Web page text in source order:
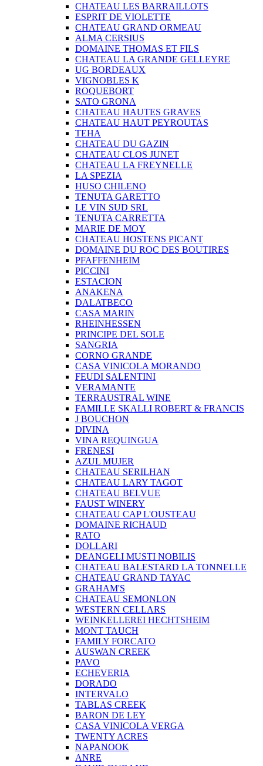
CHATEAU LES BARRAILLOTS
ESPRIT DE VIOLETTE
CHATEAU GRAND ORMEAU
ALMA CERSIUS
DOMAINE THOMAS ET FILS
CHATEAU LA GRANDE GELLEYRE
UG BORDEAUX
VIGNOBLES K
ROQUEBORT
SATO GRONA
CHATEAU HAUTES GRAVES
CHATEAU HAUT PEYROUTAS
TEHA
CHATEAU DU GAZIN
CHATEAU CLOS JUNET
CHATEAU LA FREYNELLE
LA SPEZIA
HUSO CHILENO
TENUTA GARETTO
LE VIN SUD SRL
TENUTA CARRETTA
MARIE DE MOY
CHATEAU HOSTENS PICANT
DOMAINE DU ROC DES BOUTIRES
PFAFFENHEIM
PICCINI
ESTACION
ANAKENA
DALATBECO
CASA MARIN
RHEINHESSEN
PRINCIPE DEL SOLE
SANGRIA
CORNO GRANDE
CASA VINICOLA MORANDO
FEUDI SALENTINI
VERAMANTE
TERRAUSTRAL WINE
FAMILLE SKALLI ROBERT & FRANCIS
J BOUCHON
DIVINA
VINA REQUINGUA
FRENESI
AZUL MUJER
CHATEAU SERILHAN
CHATEAU LARY TAGOT
CHATEAU BELVUE
FAUST WINERY
CHATEAU CAP L'OUSTEAU
DOMAINE RICHAUD
RATO
DOLLARI
DEANGELI MUSTI NOBILIS
CHATEAU BALESTARD LA TONNELLE
CHATEAU GRAND TAYAC
GRAHAM'S
CHATEAU SEMONLON
WESTERN CELLARS
WEINKELLEREI HECHTSHEIM
MONT TAUCH
FAMILY FORCATO
AUSWAN CREEK
PAVO
ECHEVERIA
DORADO
INTERVALO
TABLAS CREEK
BARON DE LEY
CASA VINICOLA VERGA
TWENTY ACRES
NAPANOOK
ANRE